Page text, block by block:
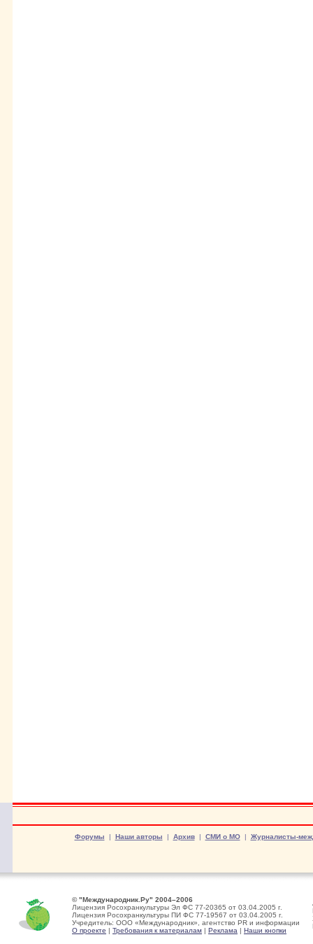
Форумы | Наши авторы | Архив| СМИ о МО| Журналисты-
© "Международник.Ру" 2004–2006
Лицензия Росохранкультуры Эл ФС 77-20365 от 03.04.2005 г.
Лицензия Росохранкультуры ПИ ФС 77-19567 от 03.04.2005 г.
Учредитель: ООО «Международник», агентство PR и информации
О проекте | Требования к материалам | Реклама | Наши кнопки